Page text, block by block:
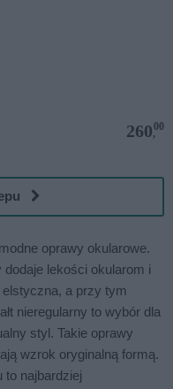
260,
00
oprawy okularowe.
lekości okularom i
elstyczna, a przy tym
nieregularny to wybór dla
styl. Takie oprawy
wzrok oryginalną formą.
to najbardziej